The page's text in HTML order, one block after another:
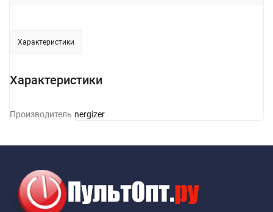
Характеристики
Характеристики
ПроизводительEnergizer